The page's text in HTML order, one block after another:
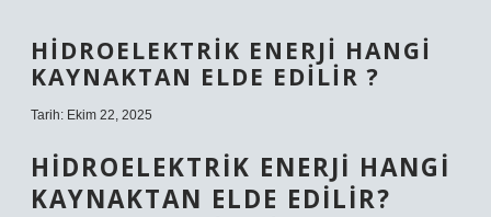
HIDROELEKTRIK ENERJI HANGI
KAYNAKTAN ELDE EDILIR ?
Tarih: Ekim 22, 2025
HIDROELEKTRIK ENERJI HANGI
KAYNAKTAN ELDE EDILIR?